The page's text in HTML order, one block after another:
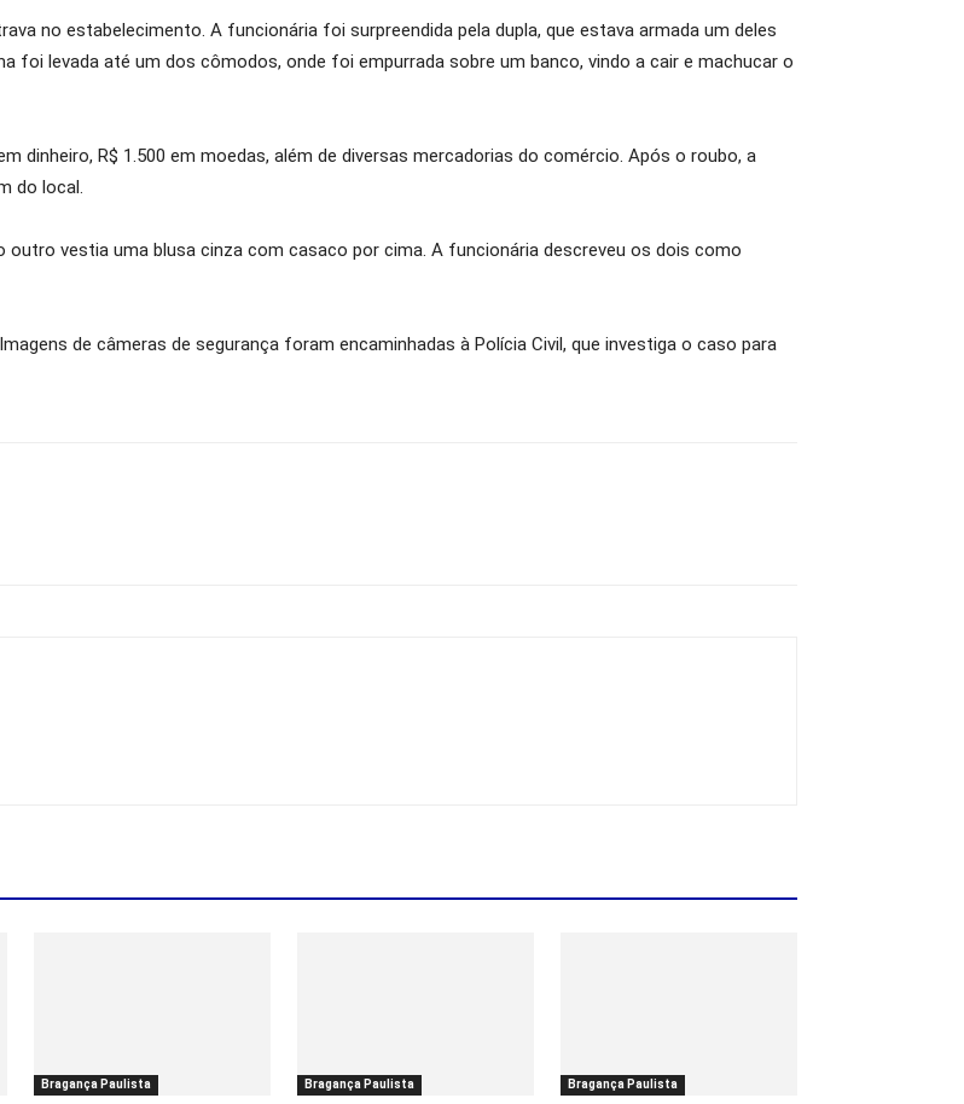
no estabelecimento. A funcionária foi surpreendida pela dupla, que estava armada um deles
foi levada até um dos cômodos, onde foi empurrada sobre um banco, vindo a cair e machucar o
dinheiro, R$ 1.500 em moedas, além de diversas mercadorias do comércio. Após o roubo, a
do local.
vestia uma blusa cinza com casaco por cima. A funcionária descreveu os dois como
de câmeras de segurança foram encaminhadas à Polícia Civil, que investiga o caso para
Bragança Paulista Bragança Paulista Bragança Paulista